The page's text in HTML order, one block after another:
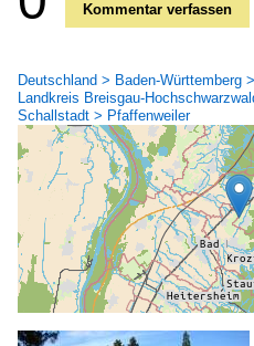
Kommentar verfassen
Deutschland > Baden-Württemberg
Landkreis Breisgau-
Schallstadt > Pfaffenweiler